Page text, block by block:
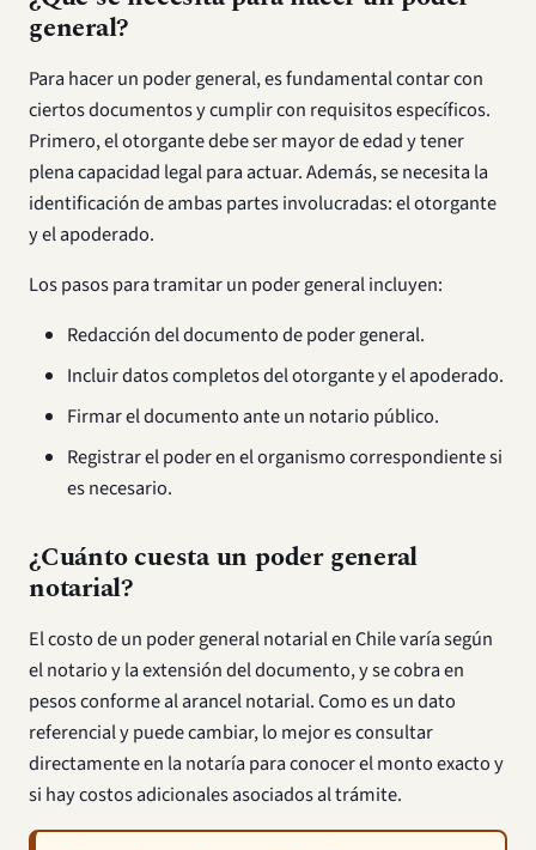
general?
Para hacer un poder general, es fundamental contar con
ciertos documentos y cumplir con requisitos específicos.
Primero, el otorgante debe ser mayor de edad y tener
plena capacidad legal para actuar. Además, se necesita la
identificación de ambas partes involucradas: el otorgante
y el apoderado.
Los pasos para tramitar un poder general incluyen:
Redacción del documento de poder general.
Incluir datos completos del otorgante y el apoderado.
Firmar el documento ante un notario público.
Registrar el poder en el organismo correspondiente si
es necesario.
¿Cuánto cuesta un poder general
notarial?
El costo de un poder general notarial en Chile varía según
el notario y la extensión del documento, y se cobra en
pesos conforme al arancel notarial. Como es un dato
referencial y puede cambiar, lo mejor es consultar
directamente en la notaría para conocer el monto exacto y
si hay costos adicionales asociados al trámite.